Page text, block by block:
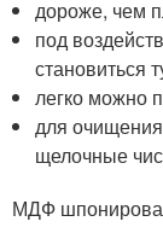
дороже, чем
под
становиться
легко можно
для
щелочные
МДФ